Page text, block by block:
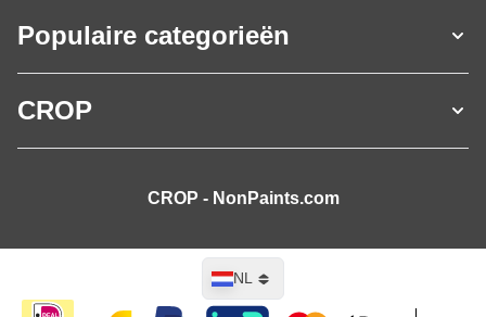
Populaire categorieën
CROP
CROP - NonPaints.com
Taal
NL